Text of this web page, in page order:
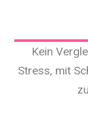
Kein
Stress, mit